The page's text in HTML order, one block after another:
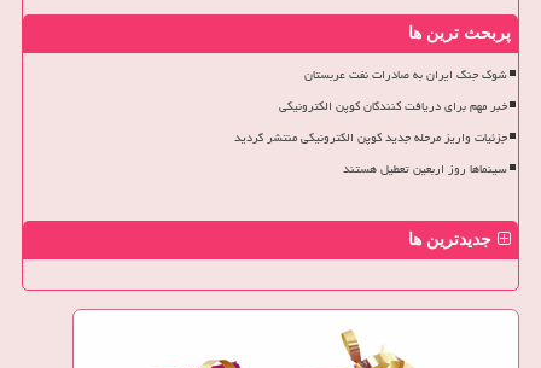
پربحث ترین ها
شوک جنگ ایران به صادرات نفت عربستان
خبر مهم برای دریافت کنندگان کوپن الکترونیکی
جزئیات واریز مرحله جدید کوپن الکترونیکی منتشر گردید
سینماها روز اربعین تعطیل هستند
جدیدترین ها